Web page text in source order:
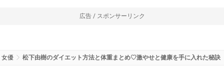
広告 / スポンサーリンク
女優 松下由樹のダイエット方法と体重まとめ♡激やせと健康を手に入れた秘訣